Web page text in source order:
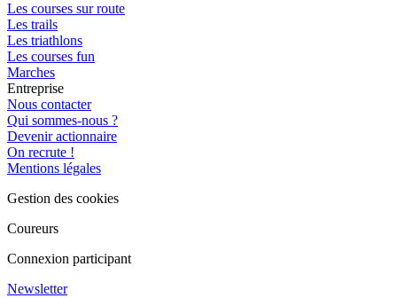
Les courses sur route
Les trails
Les triathlons
Les courses fun
Marches
Entreprise
Nous contacter
Qui sommes-nous ?
Devenir actionnaire
On recrute !
Mentions légales
Gestion des cookies
Coureurs
Connexion participant
Newsletter